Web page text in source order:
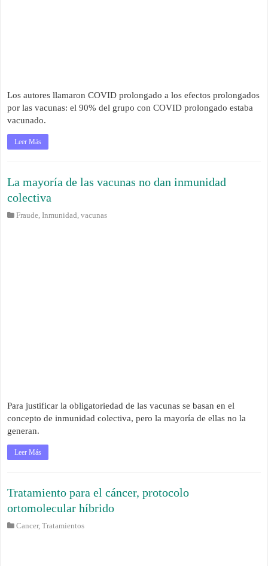
Los autores llamaron COVID prolongado a los efectos prolongados
por las vacunas: el 90% del grupo con COVID prolongado estaba
vacunado.
Leer Más
La mayoría de las vacunas no dan inmunidad
colectiva
Fraude,Inmunidad,vacunas
Para justificar la obligatoriedad de las vacunas se basan en el
concepto de inmunidad colectiva, pero la mayoría de ellas no la
generan.
Leer Más
Tratamiento para el cáncer, protocolo
ortomolecular híbrido
Cancer,Tratamientos